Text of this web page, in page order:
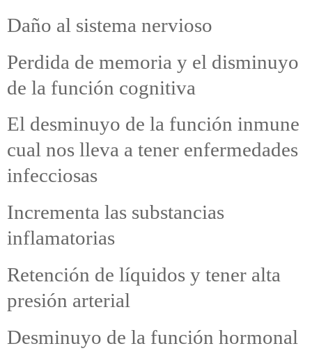
Daño al sistema nervioso
Perdida de memoria y el disminuyo
de la función cognitiva
El desminuyo de la función inmune
cual nos lleva a tener enfermedades
infecciosas
Incrementa las substancias
inflamatorias
Retención de líquidos y tener alta
presión arterial
Desminuyo de la función hormonal